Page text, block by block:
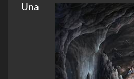
Una